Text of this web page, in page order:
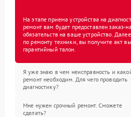
На этапе приема устройства на
ремонт вам будет предоставлен заказ-
обязательств на ваше устройство.
по ремонту техники, вы получите акт
гарантийный талон.
Я уже знаю в чем неисправность и
ремонт необходим. Для чего проводить
диагностику?
Мне нужен срочный ремонт. Сможете
сделать?